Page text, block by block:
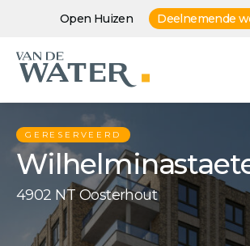
Open Huizen Deelnemende
GERESERVEERD
4902 NT Oosterhout